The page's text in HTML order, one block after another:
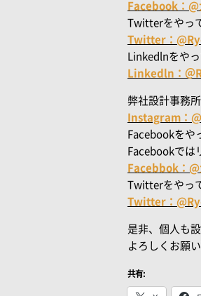
Facebook：@
Twitterをやっ
Twitter：
Linkedlnをや
Linkedln：＠
弊社設計事務
Instagram：
Facebookをや
Facebookでは
Facebbok：@
Twitterをやっ
Twitter：
是非、個人も
よろしくお願
共有: